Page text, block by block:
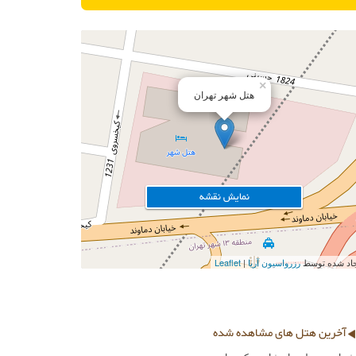
هتل شهر تهران
×
Leaflet شده توسطرزرواسیون آریا
نمایش نقشه
آخرین هتل های مشاهده شده